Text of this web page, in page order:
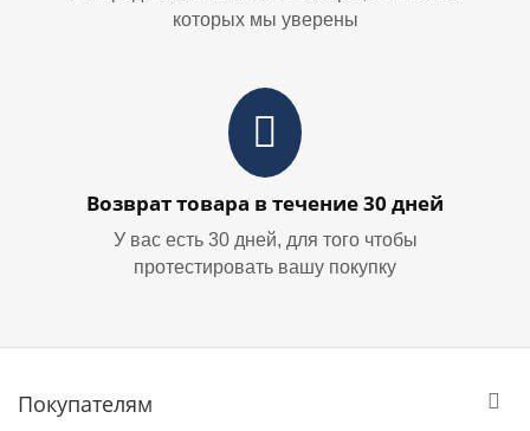
которых мы уверены
Возврат товара в течение 30 дней
У вас есть 30 дней, для того чтобы
протестировать вашу покупку
Покупателям